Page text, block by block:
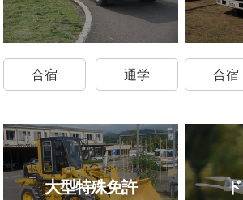
合宿 通学 合宿
大型特殊免許